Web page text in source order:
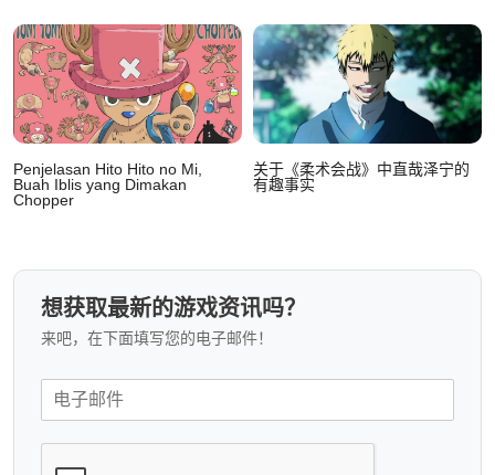
Penjelasan Hito Hito no Mi,
Buah Iblis yang Dimakan
Chopper
关于《柔术会战》中直哉泽宁的
有趣事实
想获取最新的游戏资讯吗？
来吧，在下面填写您的电子邮件！